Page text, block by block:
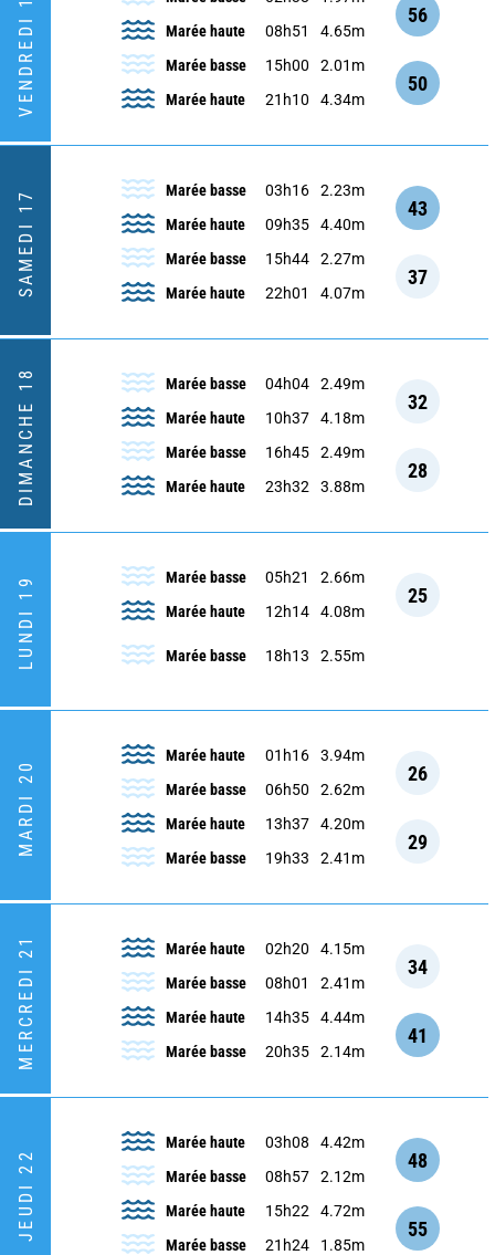
VENDREDI 16
Marée haute
08h51 4.65m
56
Marée basse 15h00
2.01m
Marée haute
21h10 4.34m
50
SAMEDI 17 Marée basse 03h16
2.23m
Marée haute
09h35 4.40m
43
Marée basse 15h44
2.27m
Marée haute
22h01 4.07m
37
DIMANCHE 18 Marée basse 04h04
2.49m
Marée haute
10h37 4.18m
32
Marée basse 16h45
2.49m
Marée haute
23h32 3.88m
28
LUNDI 19 Marée basse 05h21
2.66m
Marée haute
12h14 4.08m
25
Marée basse 18h13 2.55m
MARDI 20
Marée haute 01h16
3.94m
Marée basse
06h50 2.62m
26
Marée haute 13h37
4.20m
Marée basse
19h33 2.41m
29
MERCREDI 21 Marée haute 02h20
4.15m
Marée basse
08h01 2.41m
34
Marée haute 14h35
4.44m
Marée basse
20h35 2.14m
41
JEUDI 22
Marée haute 03h08
4.42m
Marée basse
08h57 2.12m
48
Marée haute 15h22
4.72m
Marée basse
21h24 1.85m
55